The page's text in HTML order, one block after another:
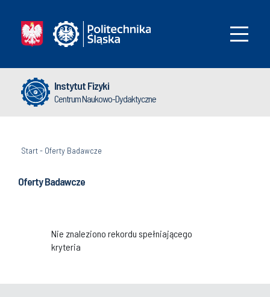
Instytut Fizyki
Centrum Naukowo-Dydaktyczne
Start- Oferty Badawcze
Oferty Badawcze
Nie znaleziono rekordu spełniającego
kryteria